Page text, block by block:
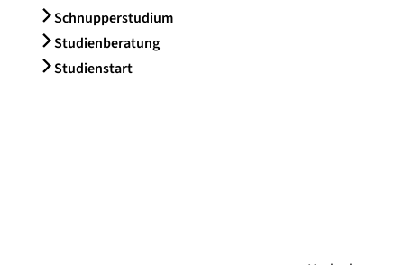
Schnupperstudium
Studienberatung
Studienstart